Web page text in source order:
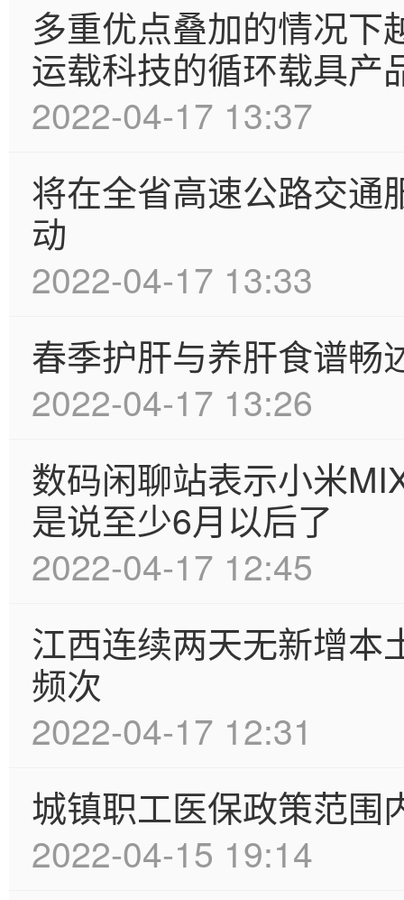
多重优点叠加的情况下
运载科技的循环载具产
2022-04-17 13:37
将在全省高速公路交通
动
2022-04-17 13:33
春季护肝与养肝食谱畅
2022-04-17 13:26
数码闲聊站表示小米
是说至少6月以后了
2022-04-17 12:45
江西连续两天无新增本
频次
2022-04-17 12:31
城镇职工医保政策范围
2022-04-15 19:14